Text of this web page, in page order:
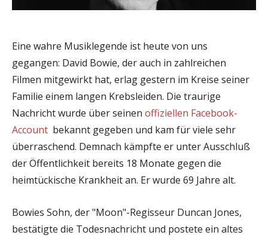
Eine wahre Musiklegende ist heute von uns
gegangen: David Bowie, der auch in zahlreichen
Filmen mitgewirkt hat, erlag gestern im Kreise seiner
Familie einem langen Krebsleiden. Die traurige
Nachricht wurde über seinen offiziellen Facebook-
Account bekannt gegeben und kam für viele sehr
überraschend. Demnach kämpfte er unter Ausschluß
der Öffentlichkeit bereits 18 Monate gegen die
heimtückische Krankheit an. Er wurde 69 Jahre alt.
Bowies Sohn, der "Moon"-Regisseur Duncan Jones,
bestätigte die Todesnachricht und postete ein altes